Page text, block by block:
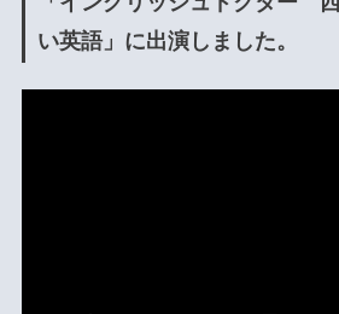
い英語」に出演しました。